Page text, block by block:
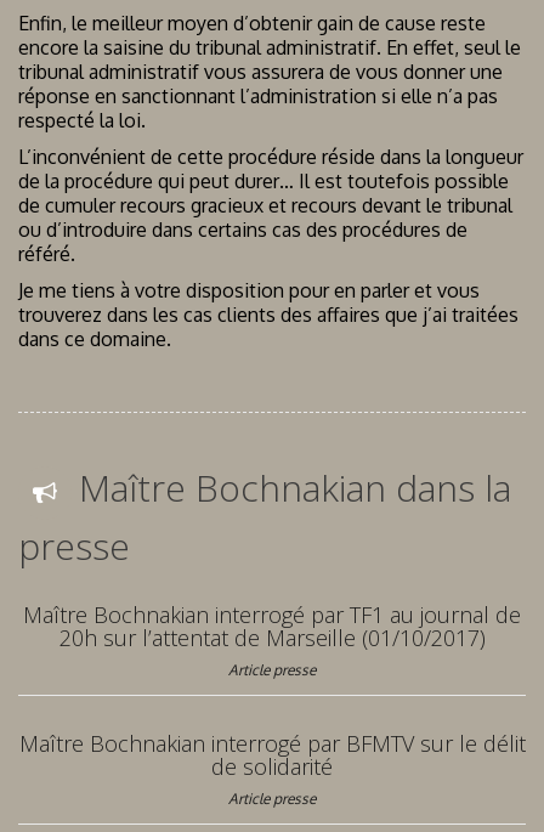
Enfin, le meilleur moyen d’obtenir gain de cause reste
encore la saisine du tribunal administratif. En effet, seul le
tribunal administratif vous assurera de vous donner une
réponse en sanctionnant l’administration si elle n’a pas
respecté la loi.
L’inconvénient de cette procédure réside dans la longueur
de la procédure qui peut durer… Il est toutefois possible
de cumuler recours gracieux et recours devant le tribunal
ou d’introduire dans certains cas des procédures de
référé.
Je me tiens à votre disposition pour en parler et vous
trouverez dans les cas clients des affaires que j’ai traitées
dans ce domaine.
Maître Bochnakian dans la
presse
Maître Bochnakian interrogé par TF1 au journal de
20h sur l’attentat de Marseille (01/10/2017)
Article presse
Maître Bochnakian interrogé par BFMTV sur le délit
de solidarité
Article presse